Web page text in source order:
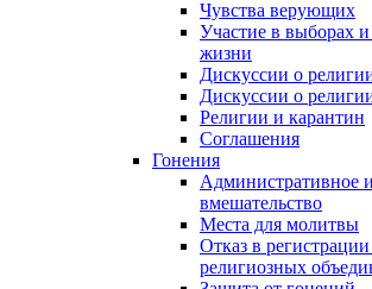
Чувства верующих
Участие в выборах
жизни
Дискуссии о
Дискуссии о
Религии и карантин
Соглашения
Гонения
Административное
вмешательство
Места для молитвы
Отказ в
религиозных